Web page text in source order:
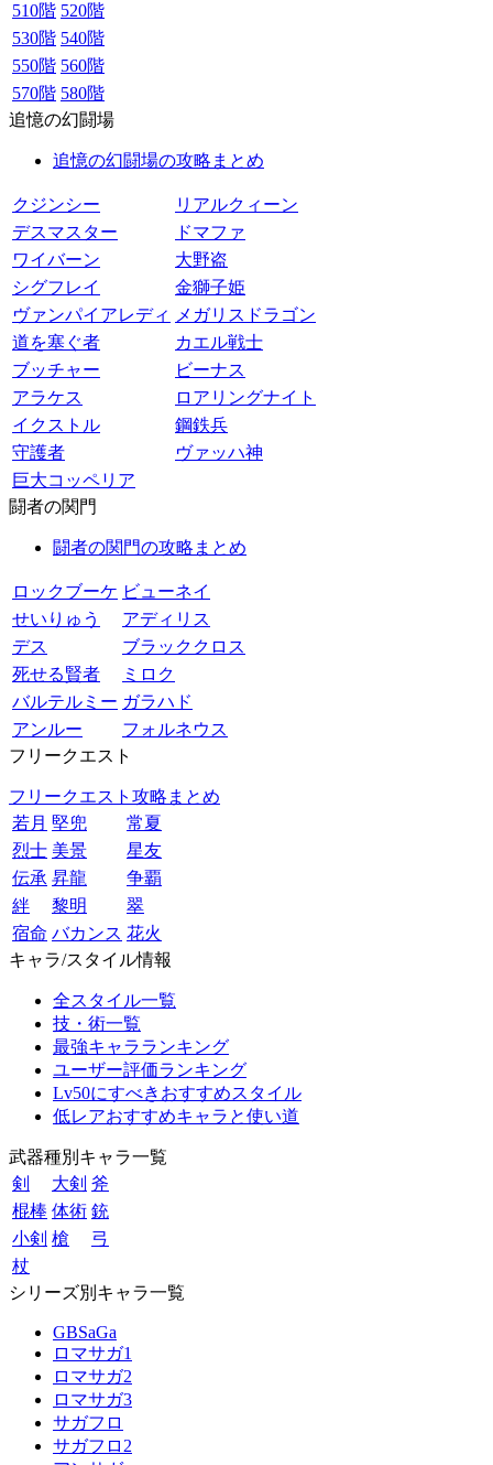
510階 520階
530階 540階
550階 560階
570階 580階
追憶の幻闘場
追憶の幻闘場の攻略まとめ
クジンシー
リアルクィーン
デスマスター
ドマファ
ワイバーン
大野盗
シグフレイ
金獅子姫
ヴァンパイアレディ
メガリスドラゴン
道を塞ぐ者
カエル戦士
ブッチャー
ビーナス
アラケス
ロアリングナイト
イクストル
鋼鉄兵
守護者
ヴァッハ神
巨大コッペリア
闘者の関門
闘者の関門の攻略まとめ
ロックブーケ ビューネイ
せいりゅう
アディリス
デス
ブラッククロス
死せる賢者
ミロク
バルテルミー ガラハド
アンルー
フォルネウス
フリークエスト
フリークエスト攻略まとめ
若月 堅兜
常夏
烈士 美景
星友
伝承 昇龍
争覇
絆
黎明
翠
宿命 バカンス 花火
キャラ/スタイル情報
全スタイル一覧
技・術一覧
最強キャラランキング
ユーザー評価ランキング
Lv50にすべきおすすめスタイル
低レアおすすめキャラと使い道
武器種別キャラ一覧
剣
大剣 斧
棍棒 体術 銃
小剣 槍
弓
杖
シリーズ別キャラ一覧
GBSaGa
ロマサガ1
ロマサガ2
ロマサガ3
サガフロ
サガフロ2